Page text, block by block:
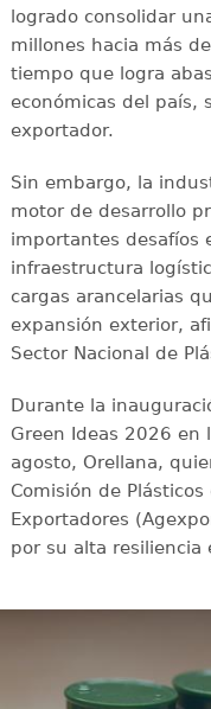
logrado consolidar
millones hacia más
tiempo que logra
económicas del país,
exportador.
Sin embargo, la
motor de desarrollo
importantes desafíos
infraestructura
cargas arancelarias
expansión exterior,
Sector Nacional de
Durante la
Green Ideas 2026 en
agosto, Orellana,
Comisión de
Exportadores
por su alta resiliencia